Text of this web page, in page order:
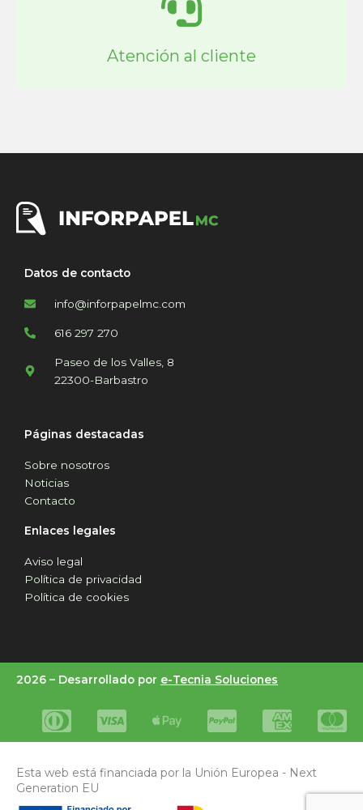
Atención al cliente
Datos de contacto
info@inforpapelmc.com
616 297 270
Paseo de los Valles, 8
22300-Barbastro
Páginas destacadas
Sobre nosotros
Noticias
Contacto
Enlaces legales
Aviso legal
Política de privacidad
Política de cookies
2026 – Desarrollado por e-Tecnia Soluciones
Esta web está financiada por la Unión Europea - Next
Generation EU